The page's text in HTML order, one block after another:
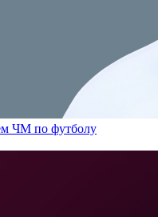
ЧМ по футболу